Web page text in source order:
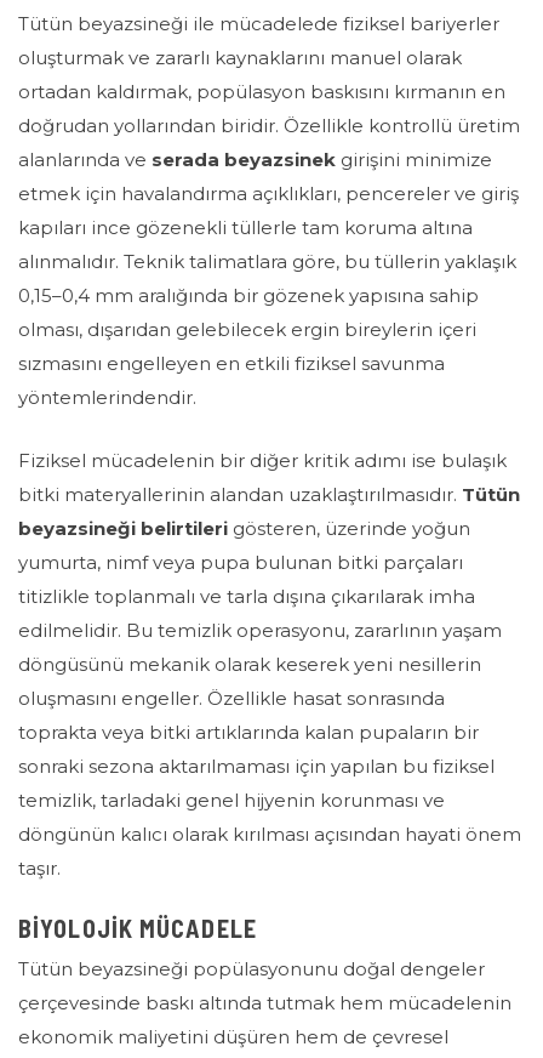
Tütün beyazsineği ile mücadelede fiziksel bariyerler
oluşturmak ve zararlı kaynaklarını manuel olarak
ortadan kaldırmak, popülasyon baskısını kırmanın en
doğrudan yollarından biridir. Özellikle kontrollü üretim
alanlarında ve serada beyazsinek girişini minimize
etmek için havalandırma açıklıkları, pencereler ve giriş
kapıları ince gözenekli tüllerle tam koruma altına
alınmalıdır. Teknik talimatlara göre, bu tüllerin yaklaşık
0,15–0,4 mm aralığında bir gözenek yapısına sahip
olması, dışarıdan gelebilecek ergin bireylerin içeri
sızmasını engelleyen en etkili fiziksel savunma
yöntemlerindendir.
Fiziksel mücadelenin bir diğer kritik adımı ise bulaşık
bitki materyallerinin alandan uzaklaştırılmasıdır. Tütün
beyazsineği belirtileri gösteren, üzerinde yoğun
yumurta, nimfveya pupa bulunan bitki parçaları
titizlikle toplanmalı ve tarla dışına çıkarılarak imha
edilmelidir. Bu temizlik operasyonu, zararlının yaşam
döngüsünü mekanik olarak keserek yeni nesillerin
oluşmasını engeller. Özellikle hasat sonrasında
toprakta veya bitki artıklarında kalan pupaların bir
sonraki sezona aktarılmaması için yapılan bu fiziksel
temizlik, tarladaki genel hijyenin korunması ve
döngünün kalıcı olarak kırılması açısından hayati önem
taşır.
BİYOLOJİK MÜCADELE
Tütün beyazsineği popülasyonunu doğal dengeler
çerçevesinde baskı altında tutmak hem mücadelenin
ekonomik maliyetini düşüren hem de çevresel